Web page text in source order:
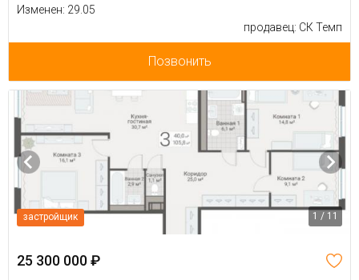
Изменен: 29.05
продавец: СК Темп
Позвонить
застройщик 1 / 11
25 300 000 ₽